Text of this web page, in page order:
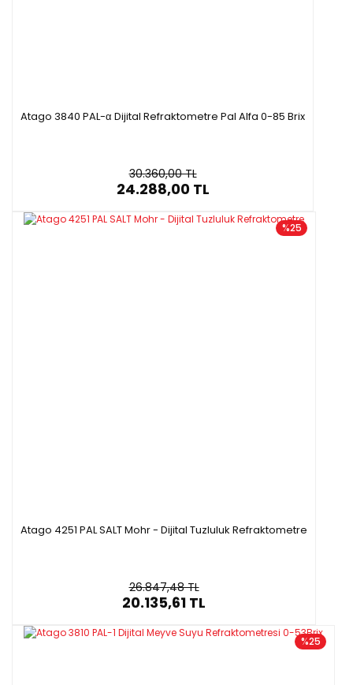
Atago 3840 PAL-α Dijital Refraktometre Pal Alfa 0-85 Brix
30.360,00 TL
24.288,00 TL
%25
Atago 4251 PAL SALT Mohr - Dijital Tuzluluk Refraktometre
26.847,48 TL
20.135,61 TL
%25